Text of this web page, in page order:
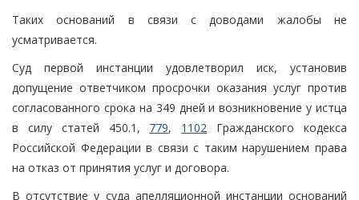
Таких оснований в связи с доводами жалобы не
усматривается.
Суд первой инстанции удовлетворил иск, установив
допущение ответчиком просрочки оказания услуг против
согласованного срока на 349 дней и возникновение у истца
в силу статей 450.1, 779, 1102 Гражданского кодекса
Российской Федерации в связи с таким нарушением права
на отказ от принятия услуг и договора.
В отсутствие у суда апелляционной инстанции оснований